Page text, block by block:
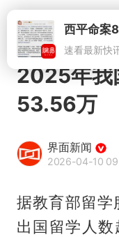
2025年我
53.56万
界面新闻
2026-04-10
据教育部留学
出国留学人